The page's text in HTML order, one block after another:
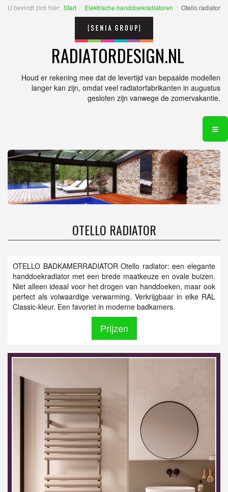
U bevindt zich hier: Start Elektrische handdoekradiatoren Otello radiator
RADIATORDESIGN.NL
Houd er rekening mee dat de levertijd van bepaalde modellen
langer kan zijn, omdat veel radiatorfabrikanten in augustus
gesloten zijn vanwege de zomervakantie.
OTELLO RADIATOR
OTELLO BADKAMERRADIATOR Otello radiator: een elegante
handdoekradiator met een brede maatkeuze en ovale buizen.
Niet alleen ideaal voor het drogen van handdoeken, maar ook
perfect als volwaardige verwarming. Verkrijgbaar in elke RAL
Classic-kleur. Een favoriet in moderne badkamers.
Prijzen